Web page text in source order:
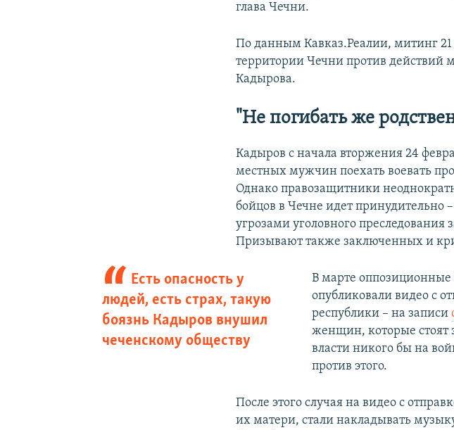
глава Чечни.
По данным Кавказ.Реалии, митинг 21
территории Чечни против действий
Кадырова.
"Не погибать же
Кадыров с начала вторжения 24
местных мужчин поехать воевать
Однако правозащитники
бойцов в Чечне идет
угрозами уголовного преследования
Призывают также заключенных и
Есть опасность у
людей, есть страх, такую
боязнь Кадыров внушил
чеченскому обществу
В марте
опубликовали видео с
республики – на записи
женщин, которые стоят
власти никого бы на
против этого.
После этого случая на видео с
их матери, стали накладывать